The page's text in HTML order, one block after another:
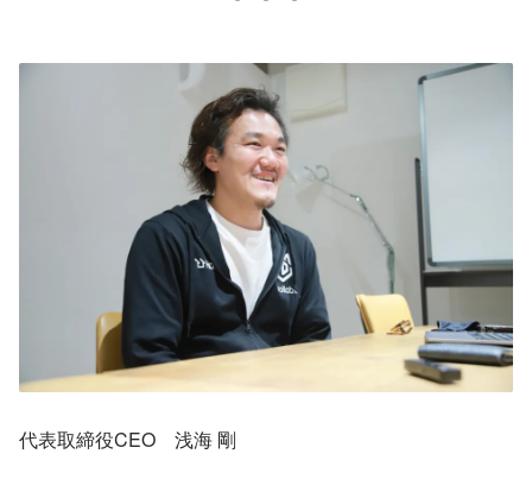
代表取締役CEO　浅海 剛